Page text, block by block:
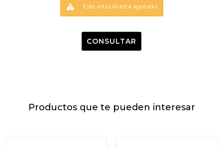
Este artículo está agotado.
CONSULTAR
Productos que te pueden interesar